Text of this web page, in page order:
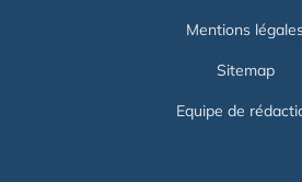
Mentions
Sitemap
Equipe de